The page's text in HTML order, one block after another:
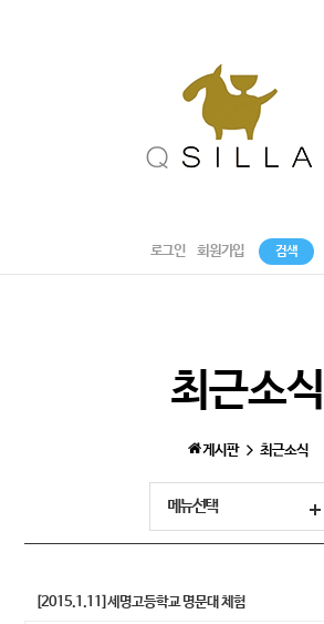
로그인 회원가입 검색
최근소식
게시판 최근소식
메뉴선택
[2015.1.11]세명고등학교 명문대 체험